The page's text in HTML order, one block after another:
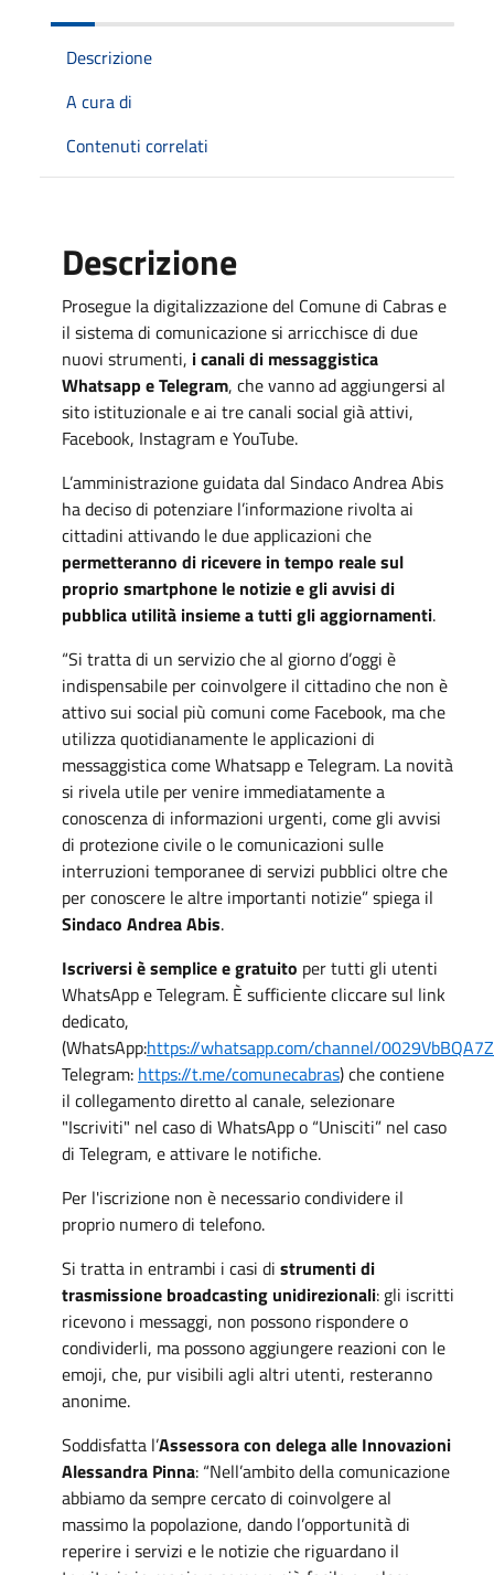
Descrizione
A cura di
Contenuti correlati
Descrizione
Prosegue la digitalizzazione del Comune di Cabras e
il sistema di comunicazione si arricchisce di due
nuovi strumenti, i canali di messaggistica
Whatsapp e Telegram, che vanno ad aggiungersi al
sito istituzionale e ai tre canali social già attivi,
Facebook, Instagram e YouTube.
L’amministrazione guidata dal Sindaco Andrea Abis
ha deciso di potenziare l’informazione rivolta ai
cittadini attivando le due applicazioni che
permetteranno di ricevere in tempo reale sul
proprio smartphone le notizie e gli avvisi di
pubblica utilità insieme a tutti gli aggiornamenti.
“Si tratta di un servizio che al giorno d’oggi è
indispensabile per coinvolgere il cittadino che non è
attivo sui social più comuni come Facebook, ma che
utilizza quotidianamente le applicazioni di
messaggistica come Whatsapp e Telegram. La novità
si rivela utile per venire immediatamente a
conoscenza di informazioni urgenti, come gli avvisi
di protezione civile o le comunicazioni sulle
interruzioni temporanee di servizi pubblici oltre che
per conoscere le altre importanti notizie” spiega il
Sindaco Andrea Abis.
Iscriversi è semplice e gratuito per tutti gli utenti
WhatsApp e Telegram. È sufficiente cliccare sul link
dedicato,
(WhatsApp:https://whatsapp.com/channel/
Telegram: https://t.me/comunecabras) che contiene
il collegamento diretto al canale, selezionare
"Iscriviti" nel caso di WhatsApp o “Unisciti” nel caso
di Telegram, e attivare le notifiche.
Per l'iscrizione non è necessario condividere il
proprio numero di telefono.
Si tratta in entrambi i casi di strumenti di
trasmissione broadcasting unidirezionali: gli iscritti
ricevono i messaggi, non possono rispondere o
condividerli, ma possono aggiungere reazioni con le
emoji, che, pur visibili agli altri utenti, resteranno
anonime.
Soddisfatta l’Assessora con delega alle Innovazioni
Alessandra Pinna: “Nell’ambito della comunicazione
abbiamo da sempre cercato di coinvolgere al
massimo la popolazione, dando l’opportunità di
reperire i servizi e le notizie che riguardano il